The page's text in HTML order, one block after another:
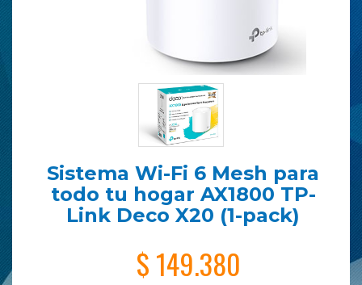
Sistema Wi-Fi 6 Mesh para
todo tu hogar AX1800 TP-
Link Deco X20 (1-pack)
$ 149.380